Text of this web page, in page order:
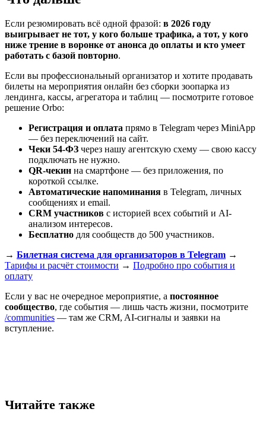
Если резюмировать всё одной фразой: в 2026 году
выигрывает не тот, у кого больше трафика, а тот, у кого
ниже трение в воронке от анонса до оплаты и кто умеет
работать с базой повторно.
Если вы профессиональный организатор и хотите продавать
билеты на мероприятия онлайн без сборки зоопарка из
лендинга, кассы, агрегатора и таблиц — посмотрите готовое
решение Orbo:
Регистрация и оплата прямо в Telegram через MiniApp
— без переключений на сайт.
Чеки 54-ФЗ через нашу агентскую схему — свою кассу
подключать не нужно.
QR-чекин на смартфоне — без приложения, по
короткой ссылке.
Автоматические напоминания в Telegram, личных
сообщениях и email.
CRM участников с историей всех событий и AI-
анализом интересов.
Бесплатно для сообществ до 500 участников.
→ Билетная система для организаторов в Telegram →
Тарифы и расчёт стоимости → Подробно про события и
оплату
Если у вас не очередное мероприятие, а постоянное
сообщество, где события — лишь часть жизни, посмотрите
/communities — там же CRM, AI-сигналы и заявки на
вступление.
Читайте также